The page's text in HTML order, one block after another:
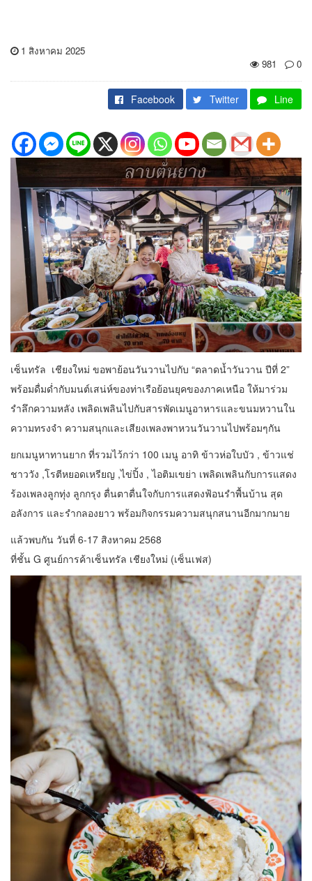
1 สิงหาคม 2025
981
0
Facebook Twitter Line
เซ็นทรัล เชียงใหม่ ขอพาย้อนวันวานไปกับ “ตลาดน้ำวันวาน ปีที่ 2”
พร้อมดื่มด่ำกับมนต์เสน่ห์ของท่าเรือย้อนยุคของภาคเหนือ ให้มาร่วม
รำลึกความหลัง เพลิดเพลินไปกับสารพัดเมนูอาหารและขนมหวานใน
ความทรงจำ ความสนุกและเสียงเพลงพาหวนวันวานไปพร้อมๆกัน
ยกเมนูหาทานยาก ที่รวมไว้กว่า 100 เมนู อาทิ ข้าวห่อใบบัว , ข้าวแช่
ชาววัง ,โรตีหยอดเหรียญ ,ไข่ปิ้ง , ไอติมเขย่า เพลิดเพลินกับการแสดง
ร้องเพลงลูกทุ่ง ลูกกรุง ตื่นตาตื่นใจกับการแสดงฟ้อนรำพื้นบ้าน สุด
อลังการ และรำกลองยาว พร้อมกิจกรรมความสนุกสนานอีกมากมาย
แล้วพบกัน วันที่ 6-17 สิงหาคม 2568
ที่ชั้น G ศูนย์การค้าเซ็นทรัล เชียงใหม่ (เซ็นเฟส)